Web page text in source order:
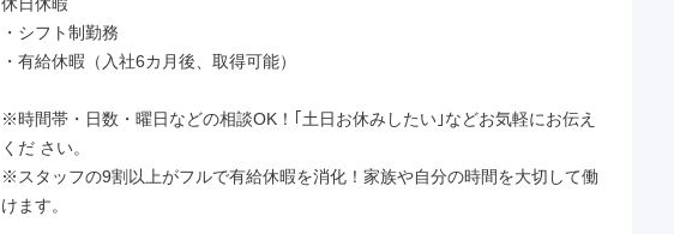
・シフト制勤務
・有給休暇（入社6カ月後、取得可能）
※時間帯・日数・曜日などの相談OK！｢土日お休みしたい｣などお気軽にお伝え
くだ さい。
※スタッフの9割以上がフルで有給休暇を消化！家族や自分の時間を大切して働
けます。